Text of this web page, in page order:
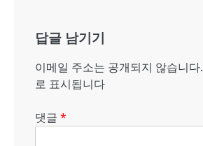
답글 남기기
이메일 주소는 공개되지 않습니다.
로 표시됩니다
댓글 *